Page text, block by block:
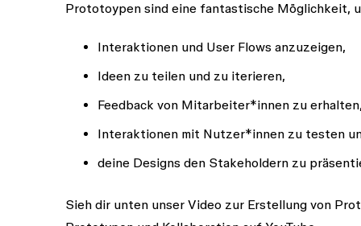
Prototoypen sind eine fantastische Möglichkeit,
Interaktionen und User Flows anzuzeigen,
Ideen zu teilen und zu iterieren,
Feedback von Mitarbeiter*innen zu
Interaktionen mit Nutzer*innen zu testen
deine Designs den Stakeholdern zu
Sieh dir unten unser Video zur Erstellung von